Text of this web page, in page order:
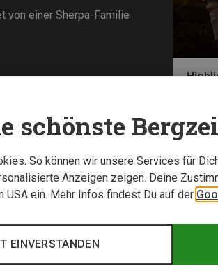
von einer Sherpa-Familie
schönste
So können wir unsere Services für
Anzeigen zeigen. Deine
USA ein. Mehr Infos findest Du auf der
EINVERSTANDEN